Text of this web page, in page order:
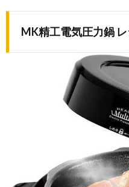
MK精工電気圧力鍋